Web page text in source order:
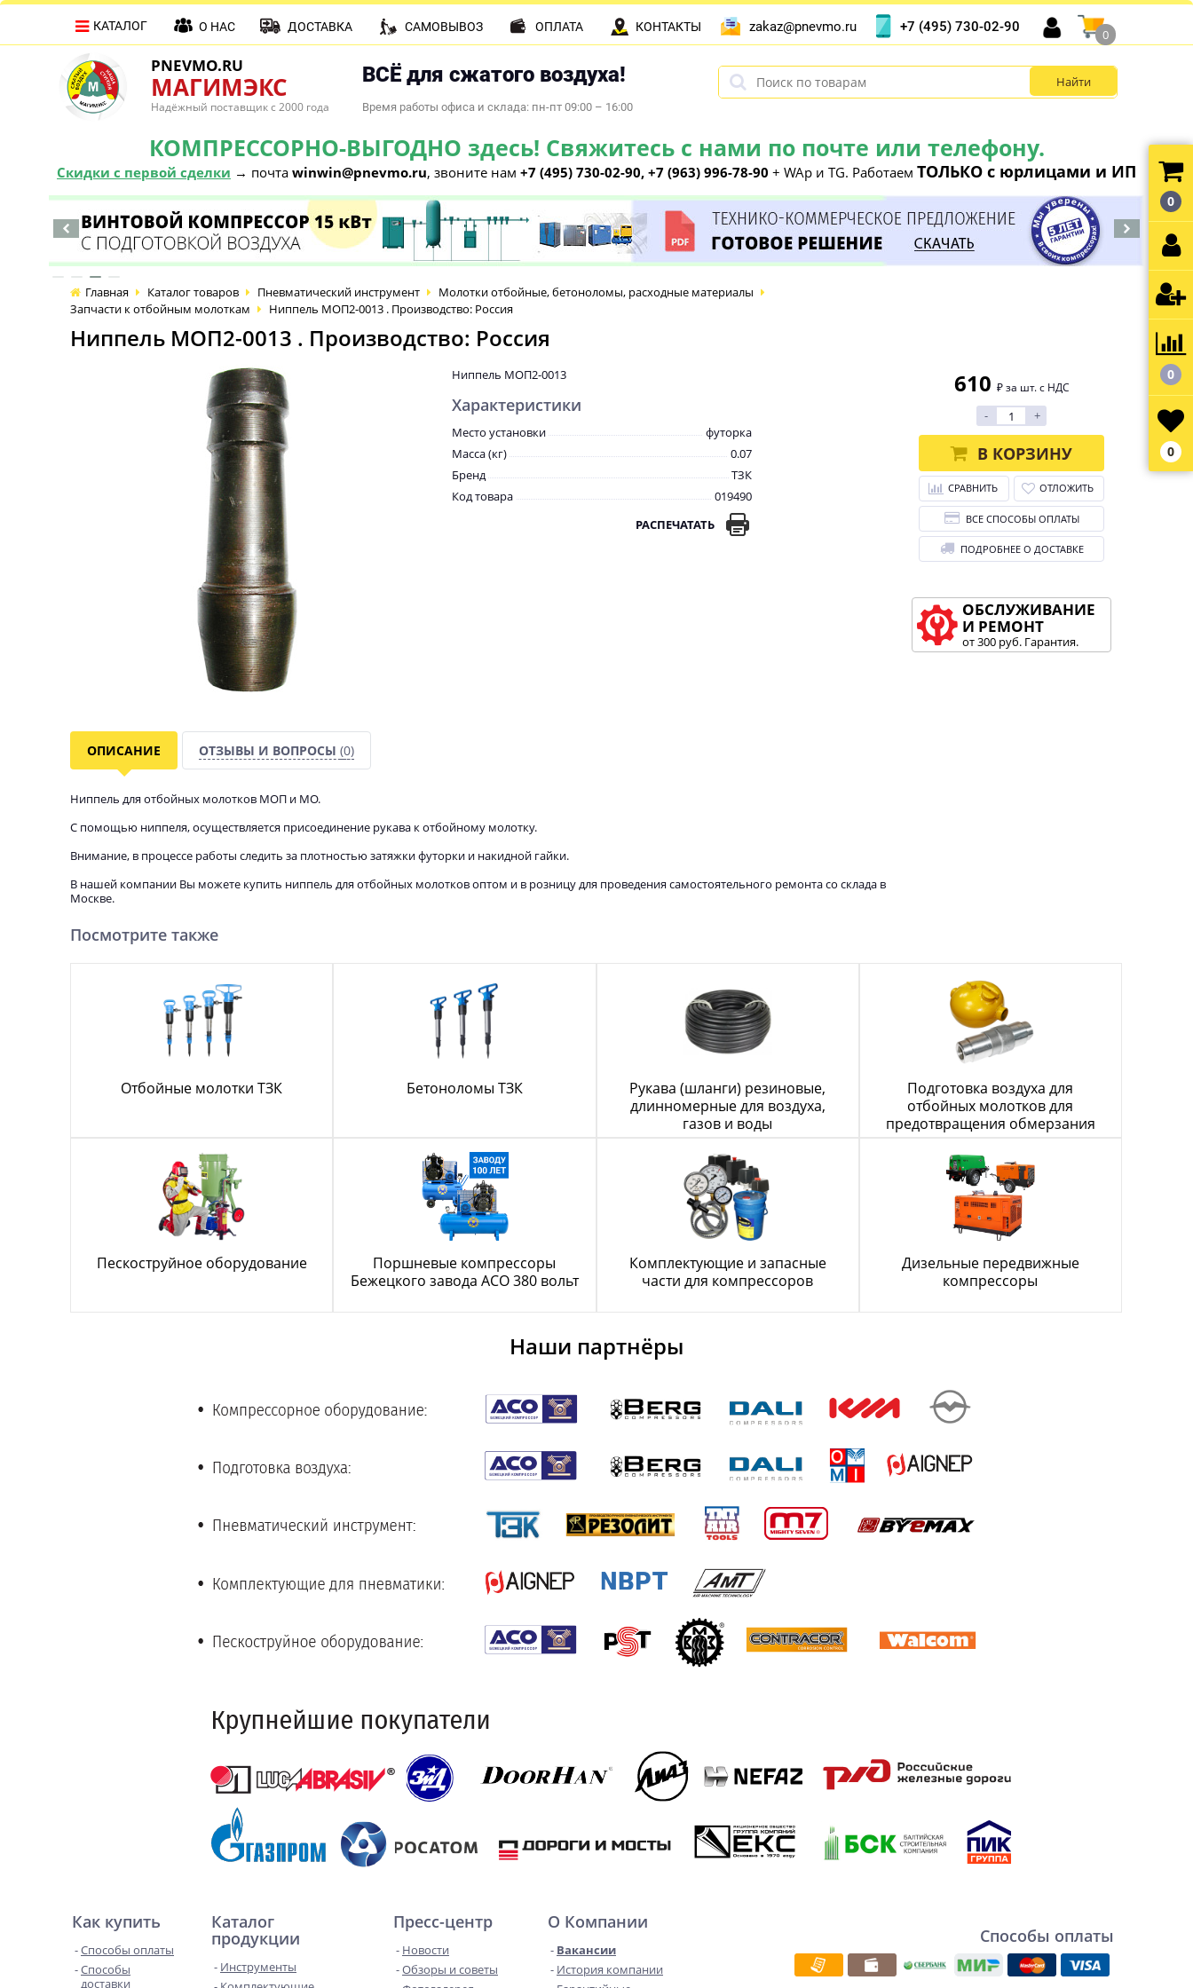
PNEVMO.RU
МАГИМЭКС
Надёжный поставщик с 2000 года
ВСЁ для сжатого воздуха!
Время работы офиса и склада: пн-пт 09:00 – 16:00
КОМПРЕССОРНО-ВЫГОДНО здесь! Свяжитесь с нами по почте или телефону.
Скидки с первой сделки → почта winwin@pnevmo.ru, звоните нам +7 (495) 730-02-90, +7 (963) 996-78-90 + WAp и TG. Работаем ТОЛЬКО с юрлицами и ИП
КАТАЛОГ О НАС ДОСТАВКА САМОВЫВОЗ ОПЛАТА КОНТАКТЫ zakaz@pnevmo.ru +7 (495) 730-02-90
0
Главная Каталог товаров Пневматический инструмент
Молотки отбойные, бетоноломы, расходные материалы
Запчасти к отбойным молоткам
Ниппель МОП2-0013 . Производство: Россия
Ниппель МОП2-0013 . Производство: Россия
Ниппель МОП2-0013
Характеристики
Место установки
футорка
Масса (кг)
0.07
Бренд
ТЗК
Код товара
019490
РАСПЕЧАТАТЬ
610 ₽ за шт. с НДС
- +
В КОРЗИНУ
СРАВНИТЬ ОТЛОЖИТЬ
ВСЕ СПОСОБЫ ОПЛАТЫ
ПОДРОБНЕЕ О ДОСТАВКЕ
ОБСЛУЖИВАНИЕ
И РЕМОНТ
от 300 руб. Гарантия.
ОПИСАНИЕ ОТЗЫВЫ И ВОПРОСЫ (0)
Ниппель для отбойных молотков МОП и МО.
С помощью ниппеля, осуществляется присоединение рукава к отбойному молотку.
Внимание, в процессе работы следить за плотностью затяжки футорки и накидной гайки.
В нашей компании Вы можете купить ниппель для отбойных молотков оптом и в розницу для проведения самостоятельного ремонта со склада в
Москве.
Посмотрите также
Отбойные молотки ТЗК Бетоноломы ТЗК
Рукава (шланги) резиновые,
длинномерные для воздуха,
газов и воды
Подготовка воздуха для
отбойных молотков для
предотвращения обмерзания
Пескоструйное оборудование
Поршневые компрессоры
Бежецкого завода АСО 380 вольт
Комплектующие и запасные
части для компрессоров
Дизельные передвижные
компрессоры
Наши партнёры
Как купить
Способы оплаты
Способы
доставки
Каталог
продукции
Инструменты
Пресс-центр
Новости
Обзоры и советы
О Компании
Вакансии
История компании
Способы оплаты
0
0
0